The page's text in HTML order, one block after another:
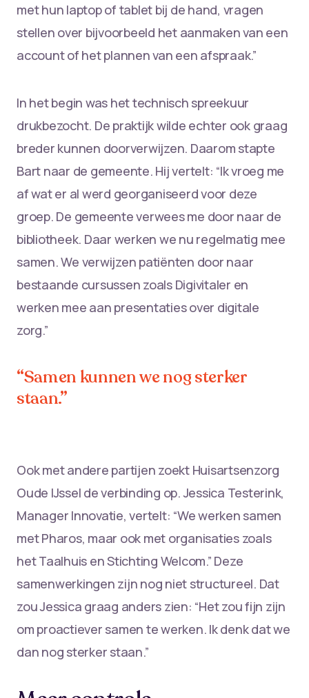
met hun laptop of tablet bij de hand, vragen
stellen over bijvoorbeeld het aanmaken van een
account of het plannen van een afspraak.”
In het begin was het technisch spreekuur
drukbezocht. De praktijk wilde echter ook graag
breder kunnen doorverwijzen. Daarom stapte
Bart naar de gemeente. Hij vertelt: “Ik vroeg me
af wat er al werd georganiseerd voor deze
groep. De gemeente verwees me door naar de
bibliotheek. Daar werken we nu regelmatig mee
samen. We verwijzen patiënten door naar
bestaande cursussen zoals Digivitaler en
werken mee aan presentaties over digitale
zorg.”
“Samen kunnen we nog sterker
staan.”
Ook met andere partijen zoekt Huisartsenzorg
Oude IJssel de verbinding op. Jessica Testerink,
Manager Innovatie, vertelt: “We werken samen
met Pharos, maar ook met organisaties zoals
het Taalhuis en Stichting Welcom.” Deze
samenwerkingen zijn nog niet structureel. Dat
zou Jessica graag anders zien: “Het zou fijn zijn
om proactiever samen te werken. Ik denk dat we
dan nog sterker staan.”